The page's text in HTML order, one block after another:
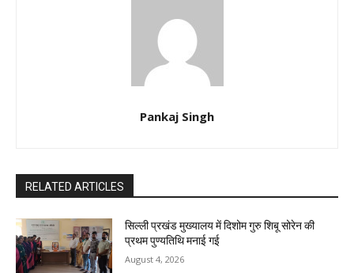
Pankaj Singh
RELATED ARTICLES
सिल्ली प्रखंड मुख्यालय में दिशोम गुरु शिबू सोरेन की
प्रथम पुण्यतिथि मनाई गई
August 4, 2026